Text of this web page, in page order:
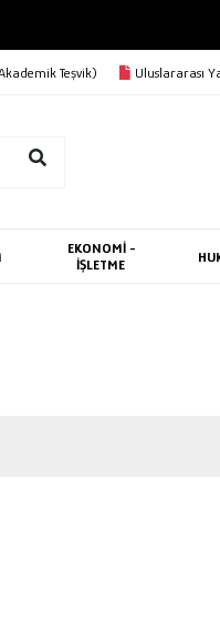
Teşvik) Uluslararası
EKONOMİ -
İŞLETME